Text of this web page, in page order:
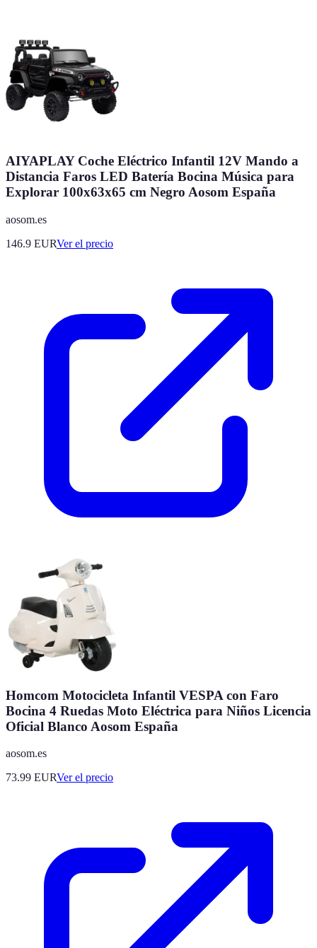
AIYAPLAY Coche Eléctrico Infantil 12V Mando a
Distancia Faros LED Batería Bocina Música para
Explorar 100x63x65 cm Negro Aosom España
aosom.es
146.9 EURVer el precio
Homcom Motocicleta Infantil VESPA con Faro
Bocina 4 Ruedas Moto Eléctrica para Niños Licencia
Oficial Blanco Aosom España
aosom.es
73.99 EURVer el precio